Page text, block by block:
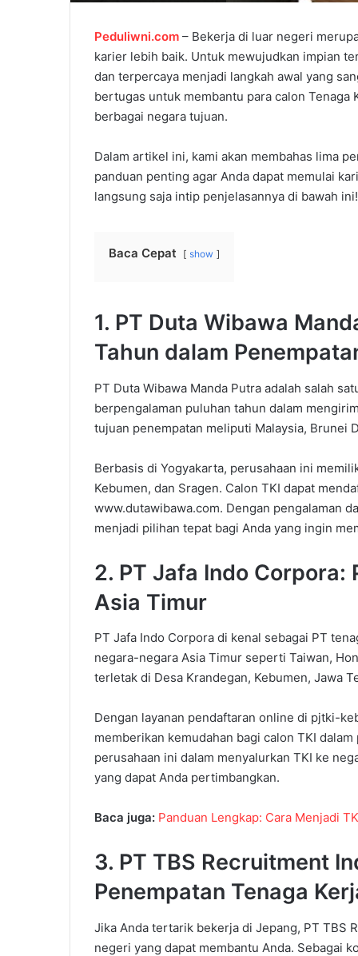
Peduliwni.com – Bekerja di luar negeri
karier lebih baik. Untuk mewujudkan impian
dan terpercaya menjadi langkah awal yang
bertugas untuk membantu para calon Tenaga
berbagai negara tujuan.
Dalam artikel ini, kami akan membahas lima
panduan penting agar Anda dapat memulai
langsung saja intip penjelasannya di bawah ini!
Baca Cepat show
1. PT Duta Wibawa
Tahun dalam
PT Duta Wibawa Manda Putra adalah salah
berpengalaman puluhan tahun dalam
tujuan penempatan meliputi Malaysia, Brunei
Berbasis di Yogyakarta, perusahaan ini
Kebumen, dan Sragen. Calon TKI dapat
www.dutawibawa.com. Dengan pengalaman
menjadi pilihan tepat bagi Anda yang ingin
2. PT Jafa Indo Corpora:
Asia Timur
PT Jafa Indo Corpora di kenal sebagai PT
negara-negara Asia Timur seperti Taiwan,
terletak di Desa Krandegan, Kebumen, Jawa
Dengan layanan pendaftaran online di pjtki-
memberikan kemudahan bagi calon TKI
perusahaan ini dalam menyalurkan TKI ke
yang dapat Anda pertimbangkan.
Baca juga: Panduan Lengkap: Cara Menjadi
3. PT TBS Recruitment
Penempatan Tenaga
Jika Anda tertarik bekerja di Jepang, PT TBS
negeri yang dapat membantu Anda. Sebagai